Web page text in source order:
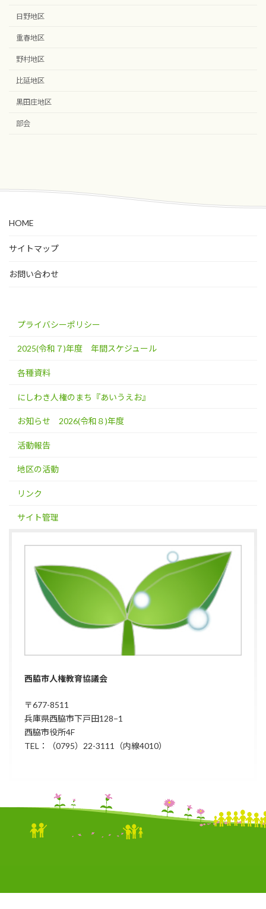
日野地区
重春地区
野村地区
比延地区
黒田庄地区
部会
HOME
サイトマップ
お問い合わせ
プライバシーポリシー
2025(令和７)年度 年間スケジュール
各種資料
にしわき人権のまち『あいうえお』
お知らせ 2026(令和８)年度
活動報告
地区の活動
リンク
サイト管理
西脇市人権教育協議会
〒677-8511
兵庫県西脇市下戸田128−1
西脇市役所4F
TEL：（0795）22-3111（内線4010）